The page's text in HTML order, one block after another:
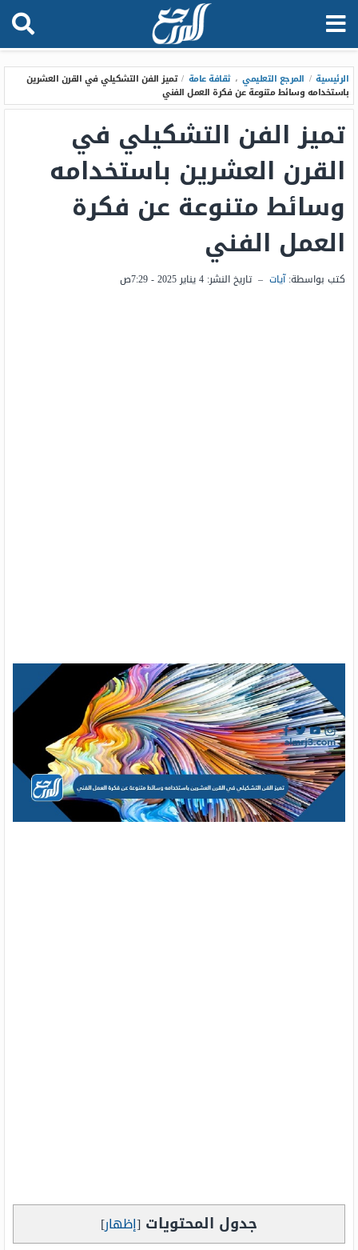
الرئيسية / المرجع التعليمي ، ثقافة عامة / تميز الفن التشكيلي في القرن العشرين
باستخدامه وسائط متنوعة عن فكرة العمل الفني
تميز الفن التشكيلي في
القرن العشرين باستخدامه
وسائط متنوعة عن فكرة
العمل الفني
كتب بواسطة:آيات – تاريخ النشر: 4 يناير 2025 - 7:29ص
جدول المحتويات [إظهار]